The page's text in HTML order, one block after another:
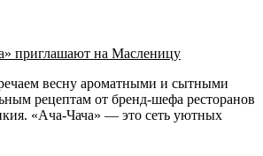
приглашают на Масленицу
весну ароматными и сытными
рецептам от бренд-шефа ресторанов
«Ача-Чача» — это сеть уютных